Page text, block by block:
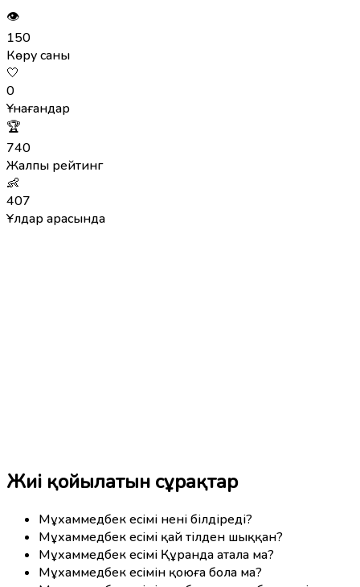
👁
150
Көру саны
🤍
0
Ұнағандар
🏆
740
Жалпы рейтинг
👶
407
Ұлдар арасында
Жиі қойылатын сұрақтар
Мұхаммедбек есімі нені білдіреді?
Мұхаммедбек есімі қай тілден шыққан?
Мұхаммедбек есімі Құранда атала ма?
Мұхаммедбек есімін қоюға бола ма?